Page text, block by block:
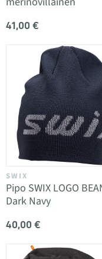
41,00 €
SWIX
Pipo SWIX LOGO
Dark Navy
40,00 €